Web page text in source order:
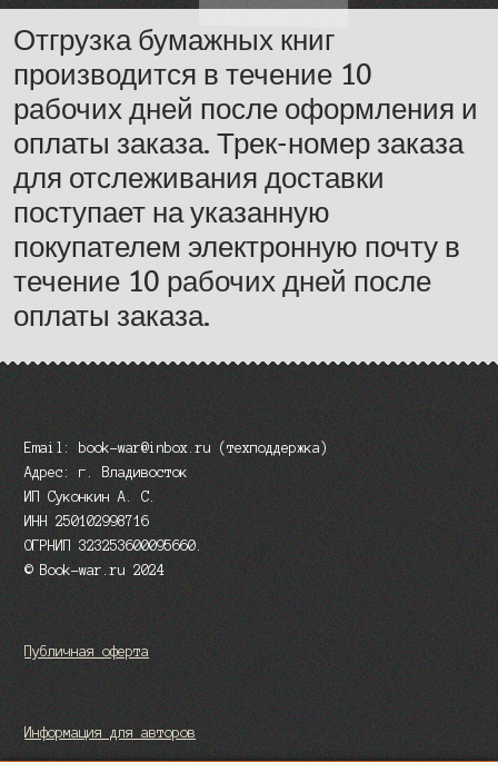
Отгрузка бумажных книг
производится в течение 10
рабочих дней после оформления и
оплаты заказа. Трек-номер заказа
для отслеживания доставки
поступает на указанную
покупателем электронную почту в
течение 10 рабочих дней после
оплаты заказа.
Email: book-war@inbox.ru (техподдержка)
Адрес: г. Владивосток
ИП Суконкин А. С.
ИНН 250102998716
ОГРНИП 323253600095660.
© Book-war.ru 2024
Публичная оферта
Информация для авторов